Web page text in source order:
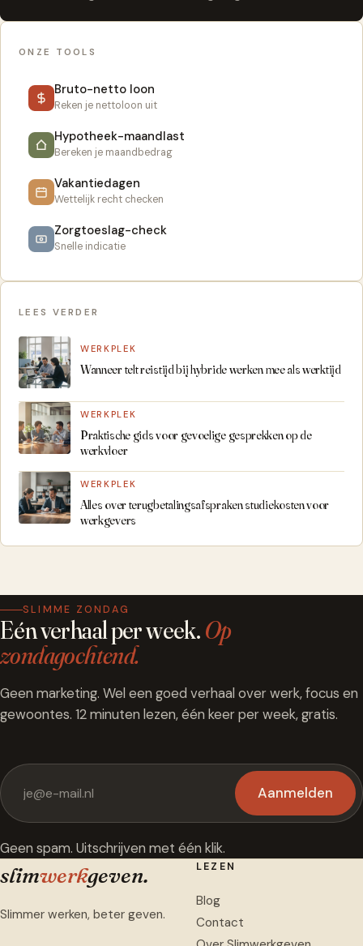
ONZE TOOLS
Bruto-netto loon
Reken je nettoloon uit
Hypotheek-maandlast
Bereken je maandbedrag
Vakantiedagen
Wettelijk recht checken
Zorgtoeslag-check
Snelle indicatie
LEES VERDER
WERKPLEK
Wanneer telt reistijd bij hybride werken mee als werktijd
WERKPLEK
Praktische gids voor gevoelige gesprekken op de
werkvloer
WERKPLEK
Alles over terugbetalingsafspraken studiekosten voor
werkgevers
SLIMME ZONDAG
Eén verhaal per week.Op
zondagochtend.
Geen marketing. Wel een goed verhaal over werk, focus en
gewoontes. 12 minuten lezen, één keer per week, gratis.
Aanmelden
Geen spam. Uitschrijven met één klik.
slimwerkgeven.
Slimmer werken, beter geven.
LEZEN
Blog
Contact